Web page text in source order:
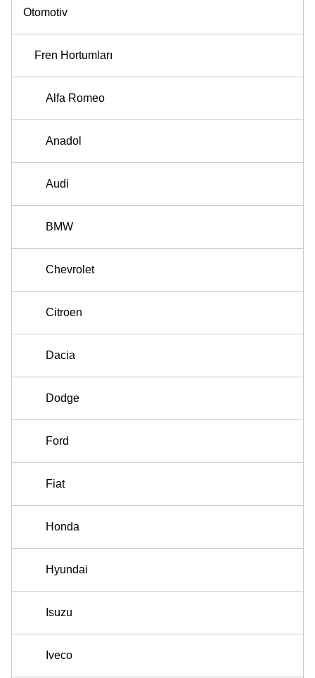
Otomotiv
Fren Hortumları
Alfa Romeo
Anadol
Audi
BMW
Chevrolet
Citroen
Dacia
Dodge
Ford
Fiat
Honda
Hyundai
Isuzu
Iveco